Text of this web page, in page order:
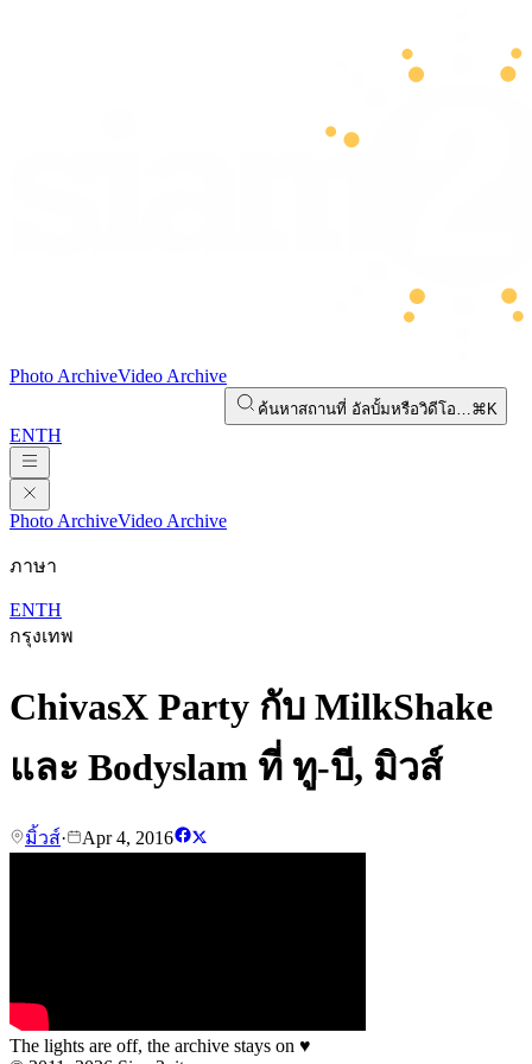
Photo ArchiveVideo Archive
ค้นหาสถานที่ อัลบั้มหรือวิดีโอ…⌘K
ENTH
Photo ArchiveVideo Archive
ภาษา
ENTH
กรุงเทพ
ChivasX Party กับ MilkShake
และ Bodyslam ที่ ทู-บี, มิวส์
มิ้วส์· Apr 4, 2016
The lights are off, the archive stays on ♥